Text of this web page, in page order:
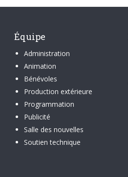
Équipe
Administration
Animation
Bénévoles
Production extérieure
Programmation
Publicité
Salle des nouvelles
Soutien technique